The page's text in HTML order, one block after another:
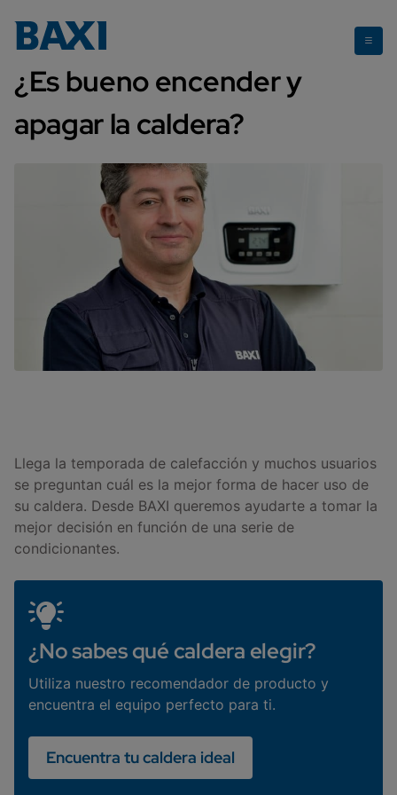
¿Es bueno encender y apagar la caldera?
¿Es bueno encender y
apagar la caldera?
Llega la temporada de calefacción y muchos usuarios
se preguntan cuál es la mejor forma de hacer uso de
su caldera. Desde BAXI queremos ayudarte a tomar la
mejor decisión en función de una serie de
condicionantes.
¿No sabes qué caldera elegir?
Utiliza nuestro recomendador de producto y
encuentra el equipo perfecto para ti.
Encuentra tu caldera ideal